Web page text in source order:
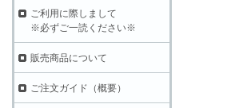
ご利用に際しまして
※必ずご一読ください※
販売商品について
ご注文ガイド（概要）